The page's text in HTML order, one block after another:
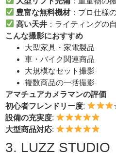
豊富な無料機材：プロ仕様
高い天井 ：ライティングの
こんな撮影におすすめ
大型家具・家電製品
車・バイク関連商品
大規模なセット撮影
複数商品の一括撮影
アマチュアカメラマンの評価
初心者フレンドリー度:
設備の充実度:
大型商品対応:
3. LUZZ STUDIO